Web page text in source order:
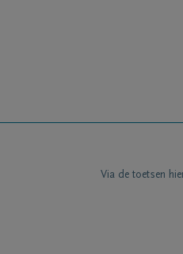
Via de toetsen